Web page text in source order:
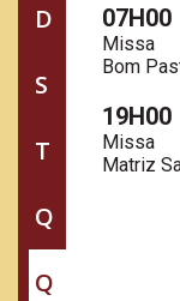
D
S
T
Q
Q
07H00
Missa
Bom
19H00
Missa
Matriz